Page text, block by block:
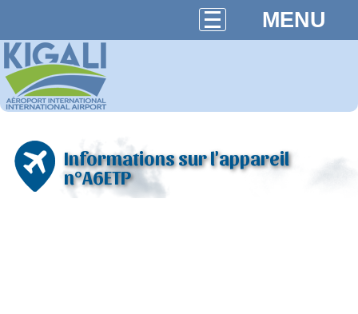
MENU
Informations sur l'appareil
n°A6ETP